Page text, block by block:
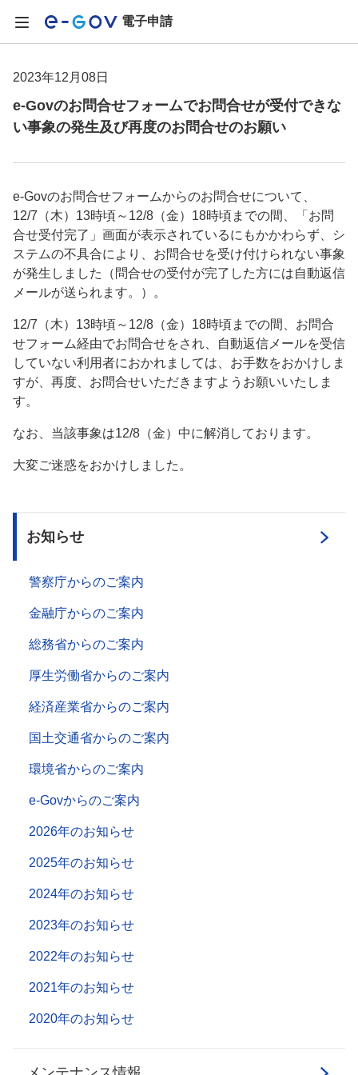
電子申請
2023年12月08日
e-Govのお問合せフォームでお問合せが受付できな
い事象の発生及び再度のお問合せのお願い
e-Govのお問合せフォームからのお問合せについて、
12/7（木）13時頃～12/8（金）18時頃までの間、「お問
合せ受付完了」画面が表示されているにもかかわらず、シ
ステムの不具合により、お問合せを受け付けられない事象
が発生しました（問合せの受付が完了した方には自動返信
メールが送られます。）。
12/7（木）13時頃～12/8（金）18時頃までの間、お問合
せフォーム経由でお問合せをされ、自動返信メールを受信
していない利用者におかれましては、お手数をおかけしま
すが、再度、お問合せいただきますようお願いいたしま
す。
なお、当該事象は12/8（金）中に解消しております。
大変ご迷惑をおかけしました。
お知らせ
警察庁からのご案内
金融庁からのご案内
総務省からのご案内
厚生労働省からのご案内
経済産業省からのご案内
国土交通省からのご案内
環境省からのご案内
e-Govからのご案内
2026年のお知らせ
2025年のお知らせ
2024年のお知らせ
2023年のお知らせ
2022年のお知らせ
2021年のお知らせ
2020年のお知らせ